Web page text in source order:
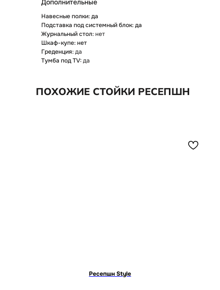
Навесные полки: да
Подставка под системный блок: да
Журнальный стол:нет
Шкаф-купе: нет
Греденция:да
Тумба под TV:да
Дополнительные
Ресепшн Style